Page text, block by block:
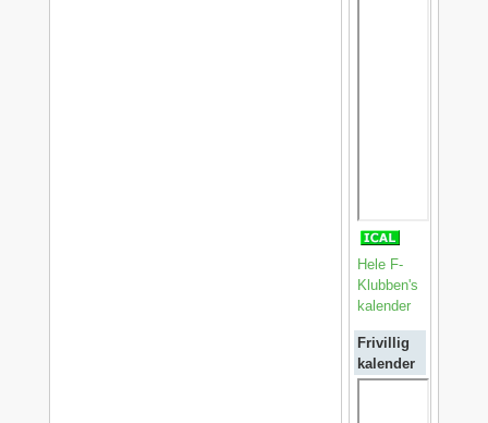
Hele F-
Klubben's
kalender
Frivillig
kalender